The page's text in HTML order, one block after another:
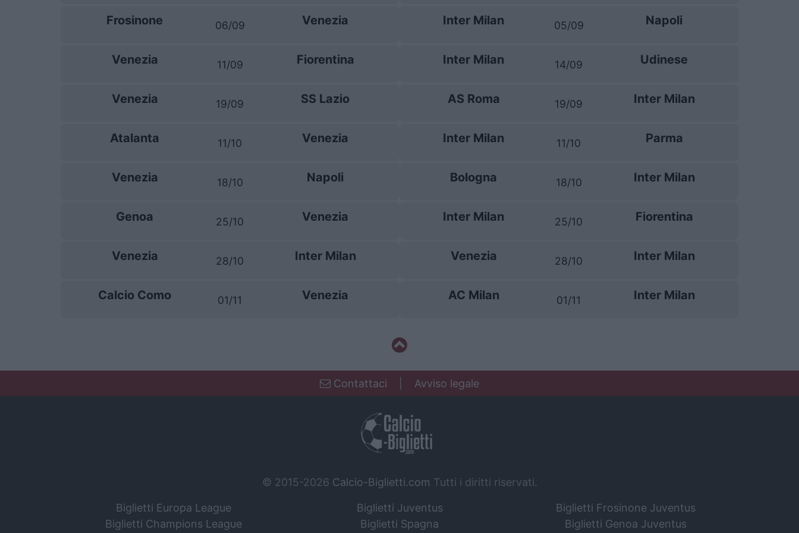
Frosinone 06/09 Venezia
Venezia 11/09 Fiorentina
Venezia 19/09 SS Lazio
Atalanta 11/10 Venezia
Venezia 18/10 Napoli
Genoa 25/10 Venezia
Venezia 28/10 Inter Milan
Calcio Como 01/11 Venezia
Inter Milan 05/09 Napoli
Inter Milan 14/09 Udinese
AS Roma 19/09 Inter Milan
Inter Milan 11/10 Parma
Bologna 18/10 Inter Milan
Inter Milan 25/10 Fiorentina
Venezia 28/10 Inter Milan
AC Milan 01/11 Inter Milan
Contattaci Avviso legale
© 2015-2026 Calcio-Biglietti.com Tutti i diritti riservati.
Biglietti Europa League
Biglietti Champions League
Biglietti Juventus
Biglietti Spagna
Biglietti Frosinone Juventus
Biglietti Genoa Juventus